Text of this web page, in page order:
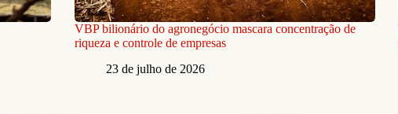
VBP bilionário do agronegócio mascara concentração de
riqueza e controle de empresas
23 de julho de 2026